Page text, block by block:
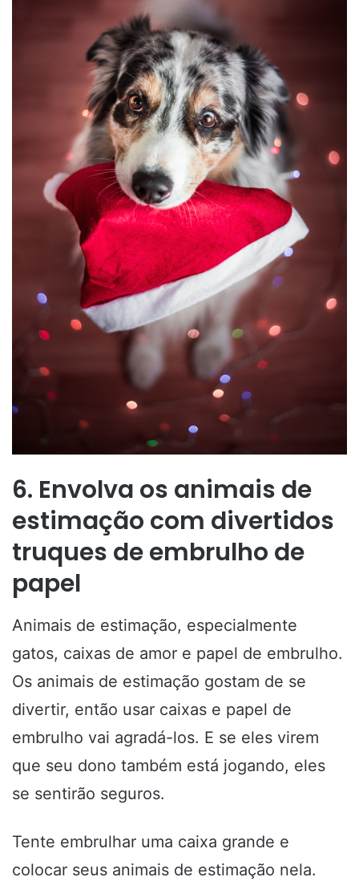
6. Envolva os animais de
estimação com divertidos
truques de embrulho de
papel
Animais de estimação, especialmente
gatos, caixas de amor e papel de embrulho.
Os animais de estimação gostam de se
divertir, então usar caixas e papel de
embrulho vai agradá-los. E se eles virem
que seu dono também está jogando, eles
se sentirão seguros.
Tente embrulhar uma caixa grande e
colocar seus animais de estimação nela.